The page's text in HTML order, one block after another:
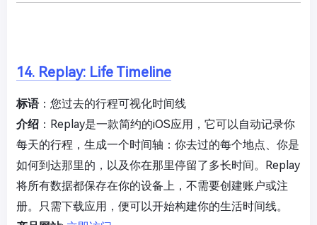
14. Replay: Life Timeline
标语：您过去的行程可视化时间线
介绍 ：Replay是一款简约的iOS应用，它可以自动记录你
每天的行程，生成一个时间轴：你去过的每个地点、你是
如何到达那里的，以及你在那里停留了多长时间。Replay
将所有数据都保存在你的设备上，不需要创建账户或注
册。只需下载应用，便可以开始构建你的生活时间线。